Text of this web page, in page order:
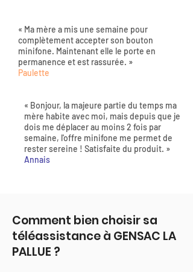
« Ma mère a mis une semaine pour
complètement accepter son bouton
minifone. Maintenant elle le porte en
permanence et est rassurée. »
Paulette
« Bonjour, la majeure partie du temps ma
mère habite avec moi, mais depuis que je
dois me déplacer au moins 2 fois par
semaine, l'offre minifone me permet de
rester sereine ! Satisfaite du produit. »
Annais
Comment bien choisir sa
téléassistance à GENSAC LA
PALLUE ?